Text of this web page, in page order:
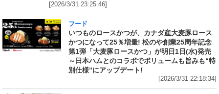
[2026/3/31 23:25:46]
フード
いつものロースかつが、カナダ産大麦豚ロース
かつになって25％増量! 松のや創業25周年記念
第1弾「大麦豚ロースかつ」が明日1日(水)発売
～日本ハムとのコラボでボリュームも旨みも“特
別仕様”にアップデート!
[2026/3/31 22:18:34]